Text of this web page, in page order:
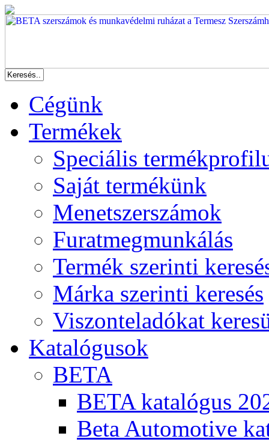
Cégünk
Termékek
Speciális
Saját termékünk
Menetszerszámok
Furatmegmunkálás
Termék szerinti
Márka szerinti keresés
Viszonteladókat
Katalógusok
BETA
BETA katalógus
Beta Automotive